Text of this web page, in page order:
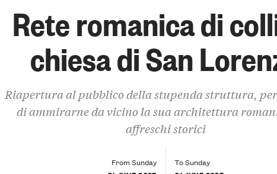
Rete romanica di
chiesa di San
Riapertura al pubblico della stupenda struttura,
di ammirarne da vicino la sua architettura
affreschi storici
From Sunday To Sunday